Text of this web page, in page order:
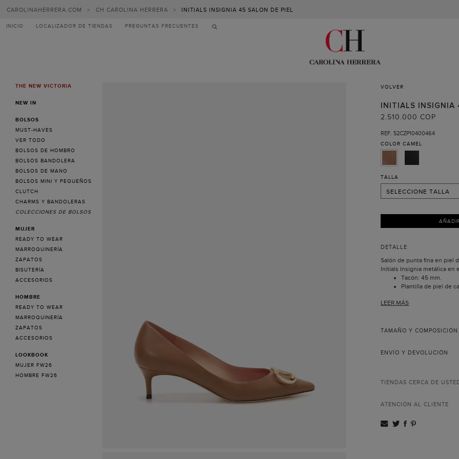
CAROLINAHERRERA.COM > CH CAROLINA HERRERA > INITIALS INSIGNIA 45 SALON DE PIEL
INICIO LOCALIZADOR DE TIENDAS PREGUNTAS FRECUENTES
MENUTHE NEW VICTORIA
NEW IN
BOLSOS
MUST-HAVES
VER TODO
BOLSOS DE HOMBRO
BOLSOS BANDOLERA
BOLSOS DE MANO
BOLSOS MINI Y PEQUEÑOS
CLUTCH
CHARMS Y BANDOLERAS
COLECCIONES DE BOLSOS
MUJER
READY TO WEAR
MARROQUINERÍA
ZAPATOS
BISUTERÍA
ACCESORIOS
HOMBRE
READY TO WEAR
MARROQUINERÍA
ZAPATOS
ACCESORIOS
LOOKBOOK
MUJER FW26
HOMBRE FW26
VOLVER
INITIALS INSIGNIA
2.510.000 COP
REF. 52CZP10400464
COLOR CAMEL
TALLA
SELECCIONE TALLA
35 (RECIBIR AVISO )
36
37
38
39
40
DETALLE
Salón de punta fina en piel
Initials Insignia metálica en
Tacón: 45 mm.
Plantilla de piel de
Incluye bolsa
diseñado con motivo del
salones desarrolla este
LEER MÁS
TAMAÑO Y COMPOSICIÓN
ENVÍO Y DEVOLUCIÓN
TIENDAS CERCA DE
ATENCIÓN AL CLIENTE